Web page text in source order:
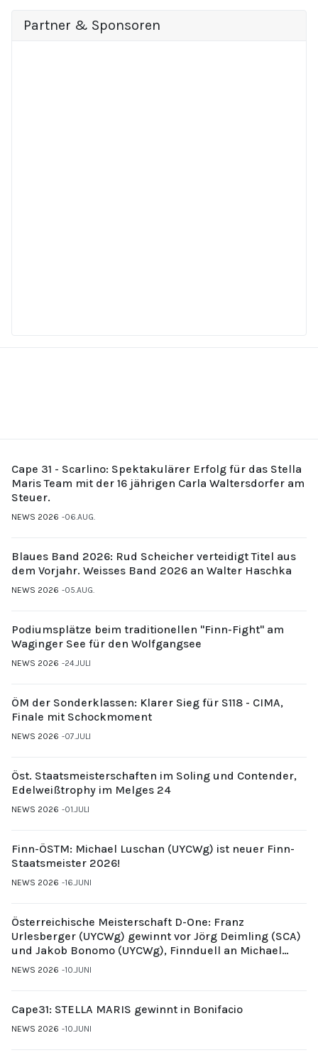
Partner & Sponsoren
Cape 31 - Scarlino: Spektakulärer Erfolg für das Stella
Maris Team mit der 16 jährigen Carla Waltersdorfer am
Steuer.
NEWS 2026 06.AUG.
Blaues Band 2026: Rud Scheicher verteidigt Titel aus
dem Vorjahr. Weisses Band 2026 an Walter Haschka
NEWS 2026 05.AUG.
Podiumsplätze beim traditionellen "Finn-Fight" am
Waginger See für den Wolfgangsee
NEWS 2026 24.JULI
ÖM der Sonderklassen: Klarer Sieg für S118 - CIMA,
Finale mit Schockmoment
NEWS 2026 07.JULI
Öst. Staatsmeisterschaften im Soling und Contender,
Edelweißtrophy im Melges 24
NEWS 2026 01.JULI
Finn-ÖSTM: Michael Luschan (UYCWg) ist neuer Finn-
Staatsmeister 2026!
NEWS 2026 16.JUNI
Österreichische Meisterschaft D-One: Franz
Urlesberger (UYCWg) gewinnt vor Jörg Deimling (SCA)
und Jakob Bonomo (UYCWg), Finnduell an Michael
Gubi (UYCMo)
NEWS 2026 10.JUNI
Cape31: STELLA MARIS gewinnt in Bonifacio
NEWS 2026 10.JUNI